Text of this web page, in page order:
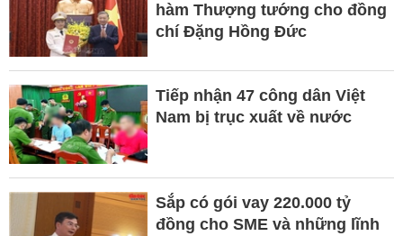
hàm Thượng tướng cho đồng
chí Đặng Hồng Đức
Tiếp nhận 47 công dân Việt
Nam bị trục xuất về nước
Sắp có gói vay 220.000 tỷ
đồng cho SME và những lĩnh